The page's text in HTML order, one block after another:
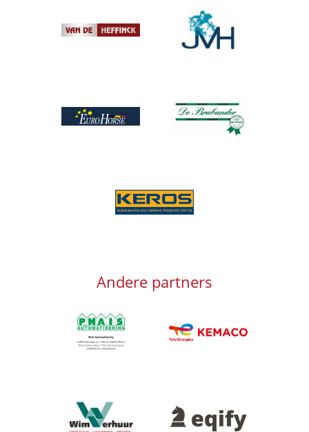
Afbeelding
Afbeelding
Afbeelding
Afbeelding
Afbeelding
Andere partners
Afbeelding
Afbeelding
Afbeelding Afbeelding